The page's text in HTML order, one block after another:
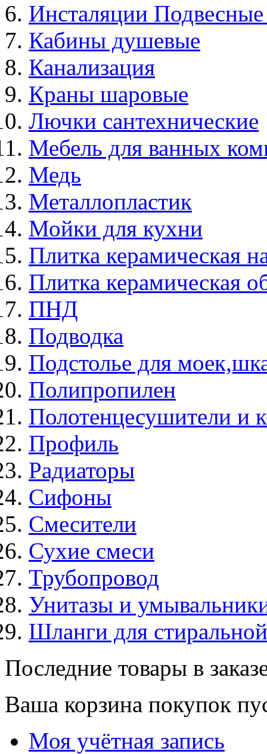
Инсталяции
Кабины душевые
Канализация
Краны шаровые
Лючки сантехнические
Мебель для ванных
Медь
Металлопластик
Мойки для кухни
Плитка керамическая
Плитка керамическая
ПНД
Подводка
Подстолье для
Полипропилен
Полотенцесушители и
Профиль
Радиаторы
Сифоны
Смесители
Сухие смеси
Трубопровод
Унитазы и
Шланги для
Последние товары в
Ваша корзина покупок
Моя учётная запись